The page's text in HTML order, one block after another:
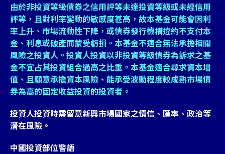
由於非投資等級債券之信用評等未達投資等級或未經信用
評等，且對利率變動的敏感度甚高，故本基金可能會因利
率上升、市場流動性下降，或債券發行機構違約不支付本
金、利息或破產而蒙受虧損。本基金不適合無法承擔相關
風險之投資人。投資人投資以非投資等級債券為訴求之基
金不宜占其投資組合過高之比重。本基金適合尋求資本增
值、且願意承擔資本風險、能承受波動程度較成熟市場債
券為高的固定收益投資的投資者。
投資人投資時需留意新興市場國家之債信、匯率、政治等
潛在風險。
中國投資部位警語